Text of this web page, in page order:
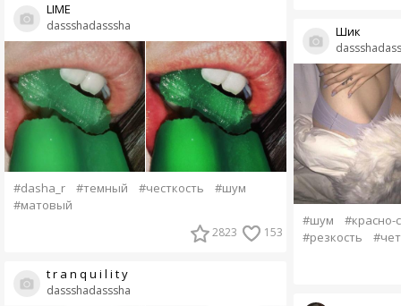
dassshadasssha
LIME
#dasha_r #темный #честкость
#шум
#матовый
2823 153
dassshadasssha
t r a n q u i l i t y
Шик
#шум
#красно-
#резкость